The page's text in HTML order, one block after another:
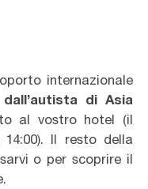
internazionale
di Asia
al vostro hotel (il
Il resto della
o per scoprire il